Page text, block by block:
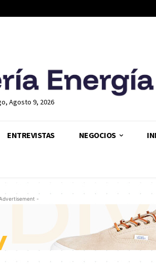
Agosto 9, 2026
ENTREVISTAS NEGOCIOS
-